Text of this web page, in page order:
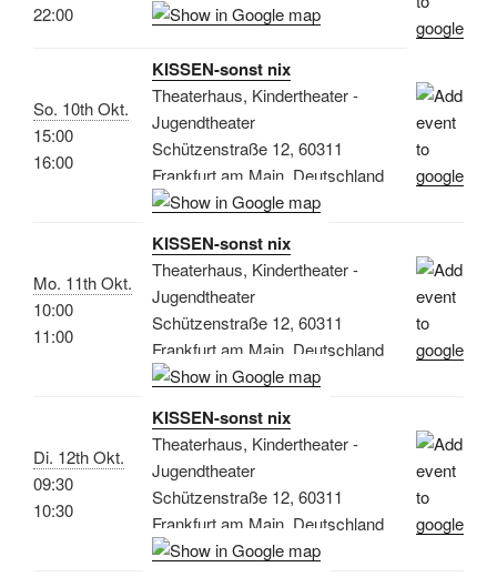
22:00
So. 10th Okt.
15:00
16:00
KISSEN-sonst nix
Theaterhaus, Kindertheater -
Jugendtheater
Schützenstraße 12, 60311
Frankfurt am Main, Deutschland
Mo. 11th Okt.
10:00
11:00
KISSEN-sonst nix
Theaterhaus, Kindertheater -
Jugendtheater
Schützenstraße 12, 60311
Frankfurt am Main, Deutschland
Di. 12th Okt.
09:30
10:30
KISSEN-sonst nix
Theaterhaus, Kindertheater -
Jugendtheater
Schützenstraße 12, 60311
Frankfurt am Main, Deutschland